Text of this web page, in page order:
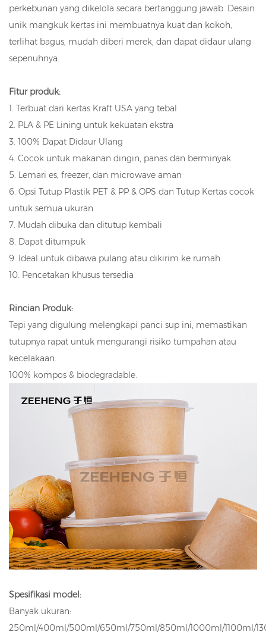
perkebunan yang dikelola secara bertanggung jawab. Desain
unik mangkuk kertas ini membuatnya kuat dan kokoh,
terlihat bagus, mudah diberi merek, dan dapat didaur ulang
sepenuhnya.
Fitur produk:
1. Terbuat dari kertas Kraft USA yang tebal
2. PLA & PE Lining untuk kekuatan ekstra
3. 100% Dapat Didaur Ulang
4. Cocok untuk makanan dingin, panas dan berminyak
5. Lemari es, freezer, dan microwave aman
6. Opsi Tutup Plastik PET & PP & OPS dan Tutup Kertas cocok
untuk semua ukuran
7. Mudah dibuka dan ditutup kembali
8. Dapat ditumpuk
9. Ideal untuk dibawa pulang atau dikirim ke rumah
10. Pencetakan khusus tersedia
Rincian Produk:
Tepi yang digulung melengkapi panci sup ini, memastikan
tutupnya rapat untuk mengurangi risiko tumpahan atau
kecelakaan.
100% kompos & biodegradable.
Spesifikasi model:
Banyak ukuran:
250ml/400ml/500ml/650ml/750ml/850ml/1000ml/1100ml/